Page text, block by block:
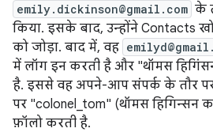
emily.dickinson@gmail.com के
किया. इसके बाद, उन्होंने Contacts
को जोड़ा. बाद में, वह
में लॉग इन करती है और "थॉमस
है. इससे वह अपने-आप संपर्क के तौर पर
पर "colonel_tom" (थॉमस हिगिन्सन
फ़ॉलो करती है.